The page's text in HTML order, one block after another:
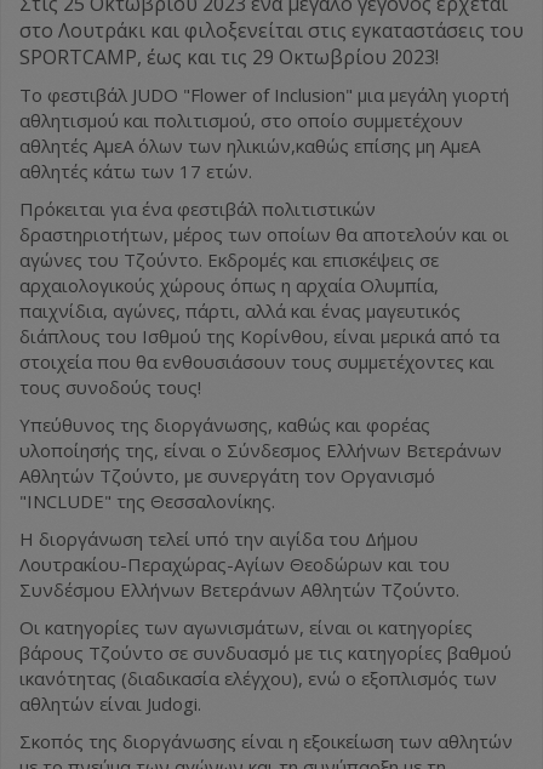
στο Λουτράκι και φιλοξενείται στις εγκαταστάσεις του
SPORTCAMP, έως και τις 29 Οκτωβρίου 2023!
Το φεστιβάλ JUDO "Flower of Inclusion" μια μεγάλη γιορτή
αθλητισμού και πολιτισμού, στο οποίο συμμετέχουν
αθλητές ΑμεΑ όλων των ηλικιών,καθώς επίσης μη ΑμεΑ
αθλητές κάτω των 17 ετών.
Πρόκειται για ένα φεστιβάλ πολιτιστικών
δραστηριοτήτων, μέρος των οποίων θα αποτελούν και οι
αγώνες του Τζούντο. Εκδρομές και επισκέψεις σε
αρχαιολογικούς χώρους όπως η αρχαία Ολυμπία,
παιχνίδια, αγώνες, πάρτι, αλλά και ένας μαγευτικός
διάπλους του Ισθμού της Κορίνθου, είναι μερικά από τα
στοιχεία που θα ενθουσιάσουν τους συμμετέχοντες και
τους συνοδούς τους!
Υπεύθυνος της διοργάνωσης, καθώς και φορέας
υλοποίησής της, είναι ο Σύνδεσμος Ελλήνων Βετεράνων
Αθλητών Τζούντο, με συνεργάτη τον Οργανισμό
"INCLUDE" της Θεσσαλονίκης.
Η διοργάνωση τελεί υπό την αιγίδα του Δήμου
Λουτρακίου-Περαχώρας-Αγίων Θεοδώρων και του
Συνδέσμου Ελλήνων Βετεράνων Αθλητών Τζούντο.
Οι κατηγορίες των αγωνισμάτων, είναι οι κατηγορίες
βάρους Τζούντο σε συνδυασμό με τις κατηγορίες βαθμού
ικανότητας (διαδικασία ελέγχου), ενώ ο εξοπλισμός των
αθλητών είναι Judogi.
Σκοπός της διοργάνωσης είναι η εξοικείωση των αθλητών